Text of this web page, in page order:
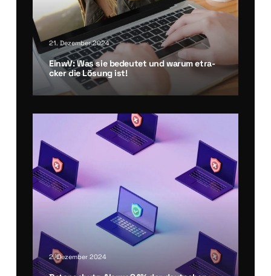
21. Dezember 2024
Ein­wV: Was sie bedeu­tet und war­um etra­
cker die Lösung ist!
2. Dezember 2024